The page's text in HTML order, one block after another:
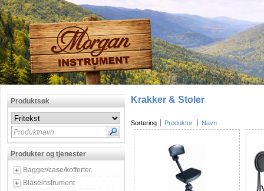
Produktsøk
Produktnavn
Produkter og tjenester
Bagger/case/kofferter
Blåseinstrument
Krakker & Stoler
Sortering Produktnr. Navn